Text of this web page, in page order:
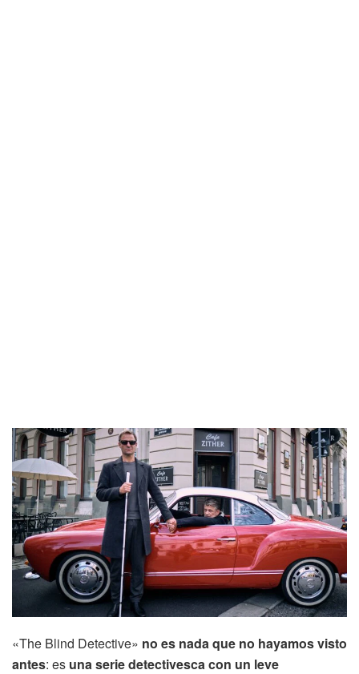
«The Blind Detective» no es nada que no hayamos visto
antes: es una serie detectivesca con un leve